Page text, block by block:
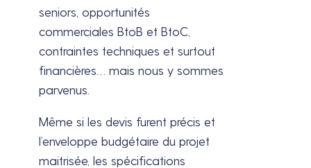
seniors, opportunités
commerciales BtoB et BtoC,
contraintes techniques et surtout
financières… mais nous y sommes
parvenus.
Même si les devis furent précis et
l’enveloppe budgétaire du projet
maitrisée, les spécifications